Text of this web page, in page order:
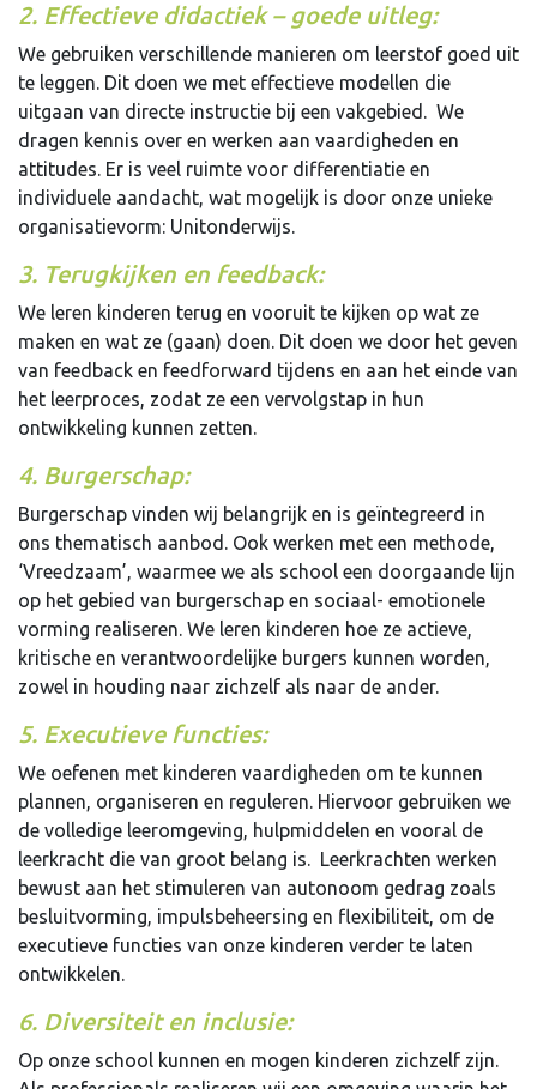
2. Effectieve didactiek – goede uitleg:
We gebruiken verschillende manieren om leerstof goed uit
te leggen. Dit doen we met effectieve modellen die
uitgaan van directe instructie bij een vakgebied. We
dragen kennis over en werken aan vaardigheden en
attitudes. Er is veel ruimte voor differentiatie en
individuele aandacht, wat mogelijk is door onze unieke
organisatievorm: Unitonderwijs.
3. Terugkijken en feedback:
We leren kinderen terug en vooruit te kijken op wat ze
maken en wat ze (gaan) doen. Dit doen we door het geven
van feedback en feedforward tijdens en aan het einde van
het leerproces, zodat ze een vervolgstap in hun
ontwikkeling kunnen zetten.
4. Burgerschap:
Burgerschap vinden wij belangrijk en is geïntegreerd in
ons thematisch aanbod. Ook werken met een methode,
‘Vreedzaam’, waarmee we als school een doorgaande lijn
op het gebied van burgerschap en sociaal- emotionele
vorming realiseren. We leren kinderen hoe ze actieve,
kritische en verantwoordelijke burgers kunnen worden,
zowel in houding naar zichzelf als naar de ander.
5. Executieve functies:
We oefenen met kinderen vaardigheden om te kunnen
plannen, organiseren en reguleren. Hiervoor gebruiken we
de volledige leeromgeving, hulpmiddelen en vooral de
leerkracht die van groot belang is. Leerkrachten werken
bewust aan het stimuleren van autonoom gedrag zoals
besluitvorming, impulsbeheersing en flexibiliteit, om de
executieve functies van onze kinderen verder te laten
ontwikkelen.
6. Diversiteit en inclusie:
Op onze school kunnen en mogen kinderen zichzelf zijn.